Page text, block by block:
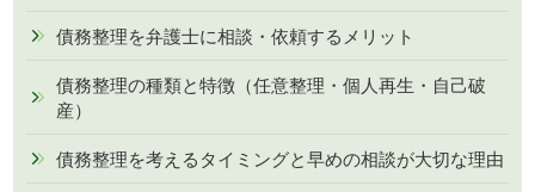
債務整理を弁護士に相談・依頼するメリット
債務整理の種類と特徴（任意整理・個人再生・自己破
産）
債務整理を考えるタイミングと早めの相談が大切な理由